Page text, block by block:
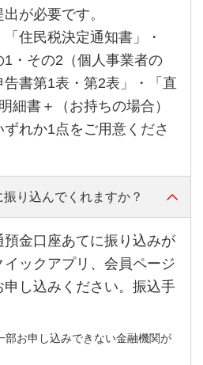
が必要です。
「住民税決定通知書」・
1・その2（個人事業者の
書第1表・第2表」・「直
細書＋（お持ちの場合）
れか1点をご用意くださ
り込んでくれますか？
預金口座あてに振り込みが
ックアプリ、会員ページ
申し込みください。振込手
部お申し込みできない金融機関が